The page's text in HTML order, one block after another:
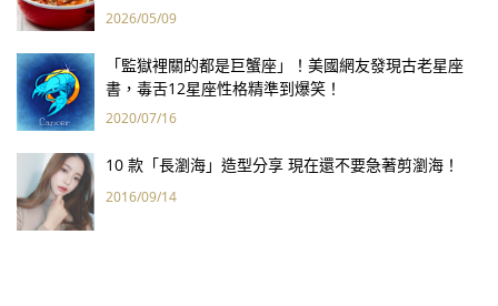
2026/05/09
「監獄裡關的都是巨蟹座」！美國網友發現古老星座
書，毒舌12星座性格精準到爆笑！
2020/07/16
10 款「長瀏海」造型分享 現在還不要急著剪瀏海！
2016/09/14